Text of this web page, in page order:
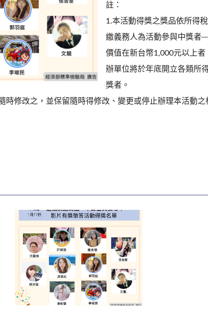
註：
1.本活動得獎之獎品依所得
繳義務人為活動參與中獎者
價值在新台幣1,000元以上者
辦單位將於年底開立各類所
獎者。
時修改之，並保留隨時得修改、變更或停止辦理本活動之